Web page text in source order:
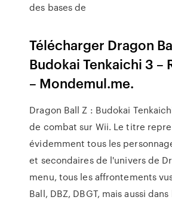
des bases de
Télécharger Dragon
Budokai Tenkaichi 3 –
– Mondemul.me.
Dragon Ball Z : Budokai
de combat sur Wii. Le titre
évidemment tous les
et secondaires de l'univers de
menu, tous les affrontements
Ball, DBZ, DBGT, mais aussi